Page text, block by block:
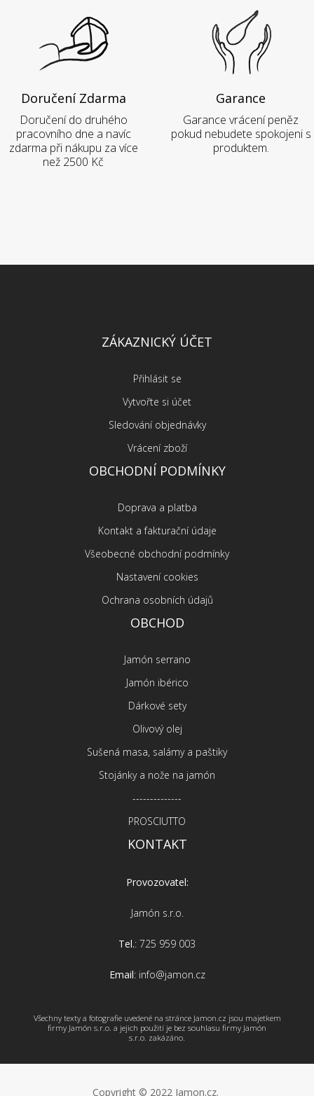
Doručení Zdarma
Doručení do druhého
pracovního dne a navíc
zdarma při nákupu za více
než 2500 Kč
Garance
Garance vrácení peněz
pokud nebudete spokojeni s
produktem.
ZÁKAZNICKÝ ÚČET
Přihlásit se
Vytvořte si účet
Sledování objednávky
Vrácení zboží
OBCHODNÍ PODMÍNKY
Doprava a platba
Kontakt a fakturační údaje
Všeobecné obchodní podmínky
Nastavení cookies
Ochrana osobních údajů
OBCHOD
Jamón serrano
Jamón ibérico
Dárkové sety
Olivový olej
Sušená masa, salámy a paštiky
Stojánky a nože na jamón
--------------
PROSCIUTTO
KONTAKT
Provozovatel:
Jamón s.r.o.
Tel.: 725 959 003
Email: info@jamon.cz
Všechny texty a fotografie uvedené na stránce Jamon.cz jsou majetkem
firmy Jamón s.r.o. a jejich použití je bez souhlasu firmy Jamón
s.r.o. zakázáno.
Copyright © 2022 Jamon.cz.